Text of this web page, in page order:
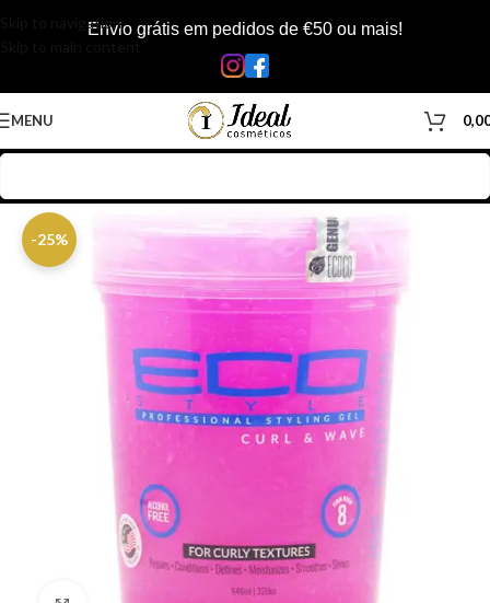
Skip to navigationEnvio grátis em pedidos de €50 ou mais!
MENU
-25%